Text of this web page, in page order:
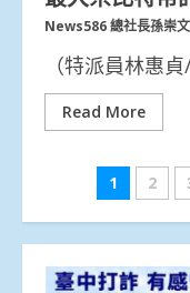
News586 總社長孫崇文
（特派員林惠
Read More
文
章
分
1 2